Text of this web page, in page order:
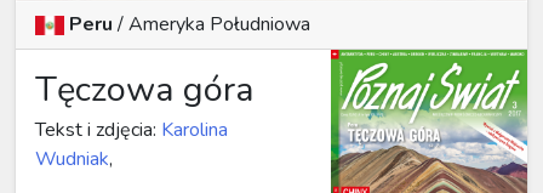
Peru/Ameryka Południowa
Tęczowa góra
Tekst i zdjęcia: Karolina
Wudniak,